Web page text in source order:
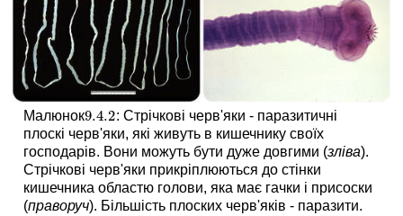
Малюнок9.4.2
9.4.2: Стрічкові черв'яки - паразитичні
плоскі черв'яки, які живуть в кишечнику своїх
господарів. Вони можуть бути дуже довгими (зліва).
Стрічкові черв'яки прикріплюються до стінки
кишечника областю голови, яка має гачки і присоски
(праворуч). Більшість плоских черв'яків - паразити.